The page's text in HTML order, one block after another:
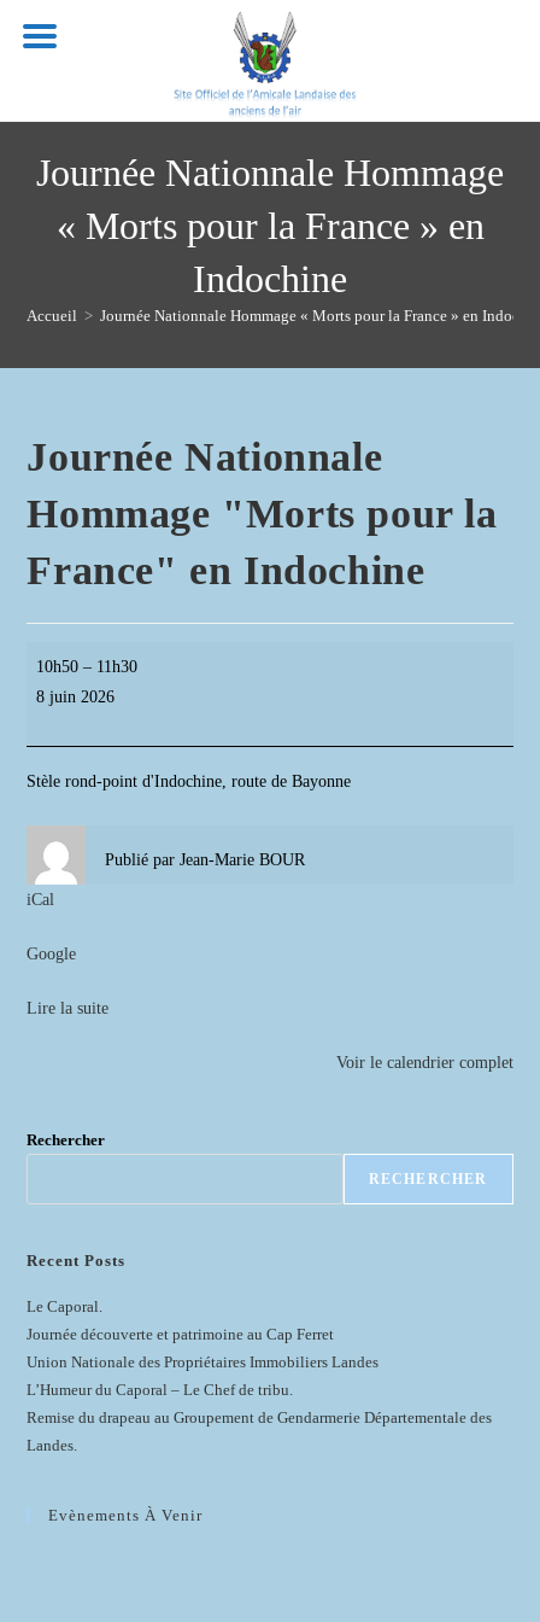
Journée Nationnale Hommage
« Morts pour la France » en
Indochine
Accueil > Journée Nationnale Hommage « Morts pour la France » en
Journée Nationnale
Hommage "Morts pour la
France" en Indochine
Journée
Nationnale
"Morts
pour
France"
Indochine
10h50 – 11h30
8 juin 2026
Stèle rond-point d'Indochine, route de Bayonne
Publié par Jean-Marie BOUR
iCal
Google
Lire la suite
Voir le calendrier complet
Rechercher
RECHERCHER
Recent Posts
Le Caporal.
Journée découverte et patrimoine au Cap Ferret
Union Nationale des Propriétaires Immobiliers Landes
L’Humeur du Caporal – Le Chef de tribu.
Remise du drapeau au Groupement de Gendarmerie Départementale des
Landes.
Evènements À Venir